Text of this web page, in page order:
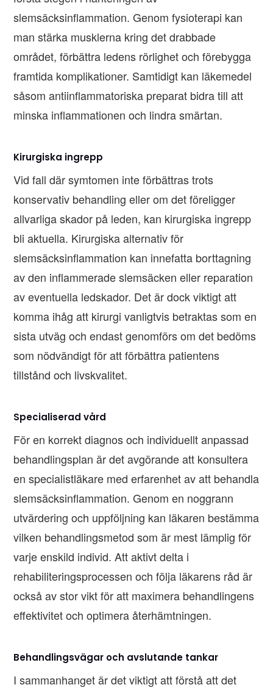
slemsäcksinflammation. Genom fysioterapi kan
man stärka musklerna kring det drabbade
området, förbättra ledens rörlighet och förebygga
framtida komplikationer. Samtidigt kan läkemedel
såsom antiinflammatoriska preparat bidra till att
minska inflammationen och lindra smärtan.
Kirurgiska ingrepp
Vid fall där symtomen inte förbättras trots
konservativ behandling eller om det föreligger
allvarliga skador på leden, kan kirurgiska ingrepp
bli aktuella. Kirurgiska alternativ för
slemsäcksinflammation kan innefatta borttagning
av den inflammerade slemsäcken eller reparation
av eventuella ledskador. Det är dock viktigt att
komma ihåg att kirurgi vanligtvis betraktas som en
sista utväg och endast genomförs om det bedöms
som nödvändigt för att förbättra patientens
tillstånd och livskvalitet.
Specialiserad vård
För en korrekt diagnos och individuellt anpassad
behandlingsplan är det avgörande att konsultera
en specialistläkare med erfarenhet av att behandla
slemsäcksinflammation. Genom en noggrann
utvärdering och uppföljning kan läkaren bestämma
vilken behandlingsmetod som är mest lämplig för
varje enskild individ. Att aktivt delta i
rehabiliteringsprocessen och följa läkarens råd är
också av stor vikt för att maximera behandlingens
effektivitet och optimera återhämtningen.
Behandlingsvägar och avslutande tankar
I sammanhanget är det viktigt att förstå att det